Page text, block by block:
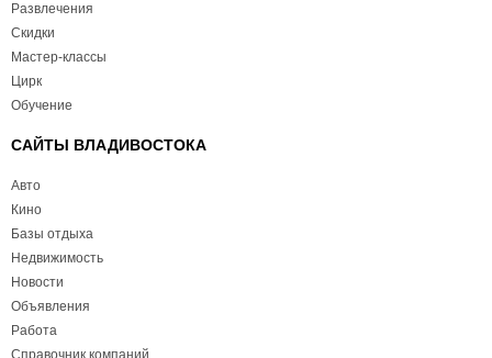
Развлечения
Скидки
Мастер-классы
Цирк
Обучение
САЙТЫ ВЛАДИВОСТОКА
Авто
Кино
Базы отдыха
Недвижимость
Новости
Объявления
Работа
Справочник компаний